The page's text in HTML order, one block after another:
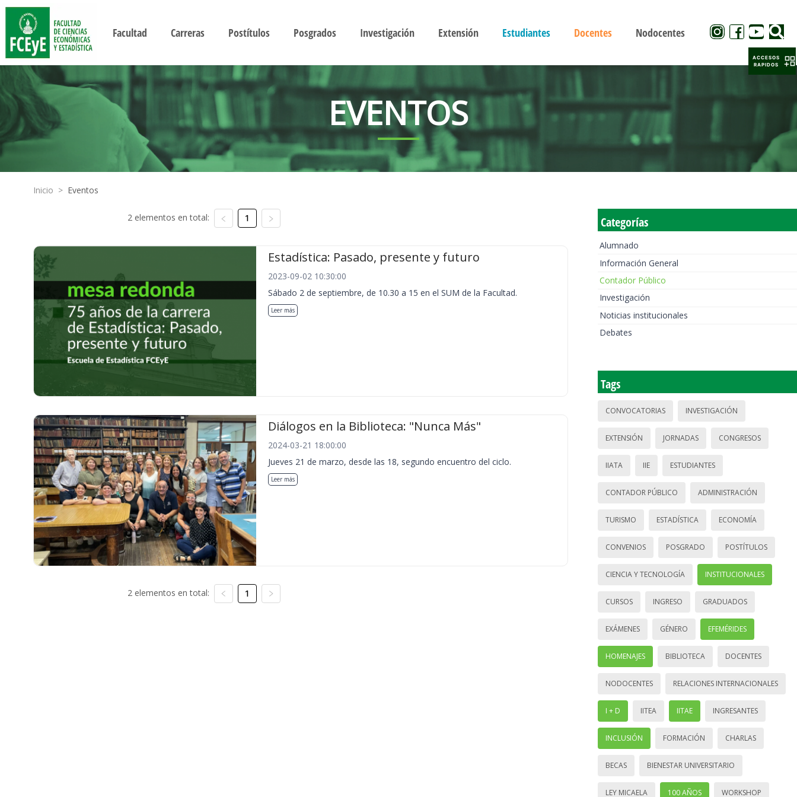
Facultad Carreras Postítulos Posgrados Investigación Extensión Estudiantes Docentes Nodocentes
EVENTOS
Inicio > Eventos
2 elementos en total: 1
Estadística: Pasado, presente y futuro
2023-09-02 10:30:00
Sábado 2 de septiembre, de 10.30 a 15 en el SUM de la Facultad.
Leer más
Diálogos en la Biblioteca: "Nunca Más"
2024-03-21 18:00:00
Jueves 21 de marzo, desde las 18, segundo encuentro del ciclo.
Leer más
2 elementos en total: 1
Categorías
Alumnado
Información General
Contador Público
Investigación
Noticias institucionales
Debates
Tags
CONVOCATORIAS INVESTIGACIÓN
EXTENSIÓN JORNADAS CONGRESOS
IIATA IIE ESTUDIANTES
CONTADOR PÚBLICO ADMINISTRACIÓN
TURISMO ESTADÍSTICA ECONOMÍA
CONVENIOS POSGRADO POSTÍTULOS
CIENCIA Y TECNOLOGÍA INSTITUCIONALES
CURSOS INGRESO GRADUADOS
EXÁMENES GÉNERO EFEMÉRIDES
HOMENAJES BIBLIOTECA DOCENTES
NODOCENTES RELACIONES INTERNACIONALES
I + D IITEA IITAE INGRESANTES
INCLUSIÓN FORMACIÓN CHARLAS
BECAS BIENESTAR UNIVERSITARIO
LEY MICAELA 100 AÑOS WORKSHOP
ACCESOS
RAPIDOS